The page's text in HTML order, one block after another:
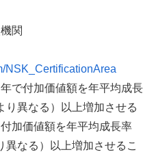
関
NSK_CertificationArea
付加価値額を年平均成長
り異なる）以上増加させる
加価値額を年平均成長率
異なる）以上増加させるこ